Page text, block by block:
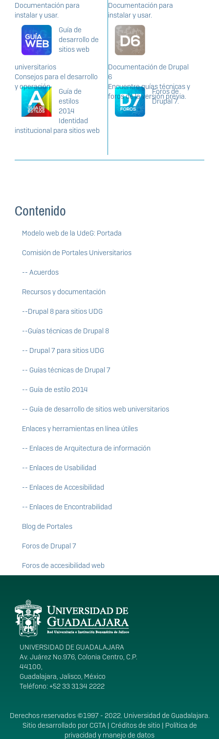
Documentación para
instalar y usar.
Guía de
desarrollo de
sitios web
universitarios
Consejos para el desarrollo
y operación
Guía de
estilos
2014
Identidad
institucional para sitios web
Documentación para
instalar y usar.
Documentación de Drupal
6
Encuentre guías técnicas y
foros de la versión previa.
Foros de
Drupal 7.
Contenido
Modelo web de la UdeG: Portada
Comisión de Portales Universitarios
-- Acuerdos
Recursos y documentación
--Drupal 8 para sitios UDG
--Guías técnicas de Drupal 8
-- Drupal 7 para sitios UDG
-- Guías técnicas de Drupal 7
-- Guía de estilo 2014
-- Guía de desarrollo de sitios web universitarios
Enlaces y herramientas en línea útiles
-- Enlaces de Arquitectura de información
-- Enlaces de Usabilidad
-- Enlaces de Accesibilidad
-- Enlaces de Encontrabilidad
Blog de Portales
Foros de Drupal 7
Foros de accesibilidad web
Información del
portal
UNIVERSIDAD DE GUADALAJARA
Av. Juárez No.976, Colonia Centro, C.P.
44100,
Guadalajara, Jalisco, México
Teléfono: +52 33 3134 2222
Derechos
Derechos reservados ©1997 - 2022. Universidad de Guadalajara.
Sitio desarrollado por CGTA| Créditos de sitio | Política de
privacidad y manejo de datos